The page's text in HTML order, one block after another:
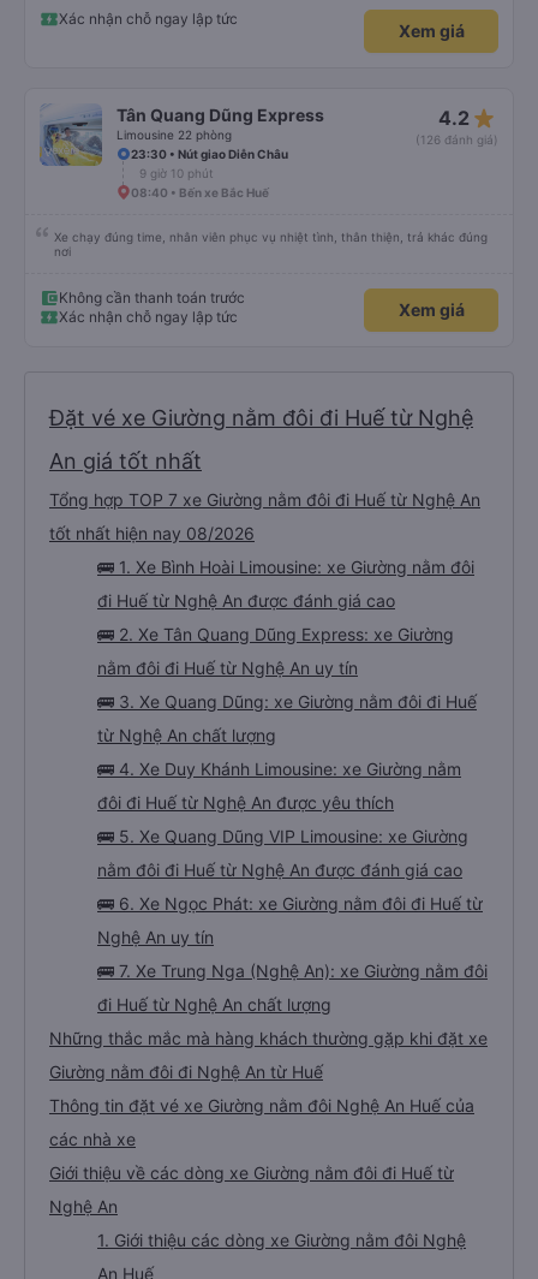
Xác nhận chỗ ngay lập tức
Xem giá
Tân Quang Dũng Express
Limousine 22 phòng
4.2 star_rate
(126 đánh giá)
23:30 • Nút giao Diễn Châu
9 giờ 10 phút
08:40 • Bến xe Bắc Huế
Xe chạy đúng time, nhân viên phục vụ nhiệt tình, thân thiện, trả khác đúng
nơi
Không cần thanh toán trước
Xác nhận chỗ ngay lập tức
Xem giá
Đặt vé xe Giường nằm đôi đi Huế từ Nghệ
An giá tốt nhất
Tổng hợp TOP 7 xe Giường nằm đôi đi Huế từ Nghệ An
tốt nhất hiện nay 08/2026
🚌 1. Xe Bình Hoài Limousine: xe Giường nằm đôi
đi Huế từ Nghệ An được đánh giá cao
🚌 2. Xe Tân Quang Dũng Express: xe Giường
nằm đôi đi Huế từ Nghệ An uy tín
🚌 3. Xe Quang Dũng: xe Giường nằm đôi đi Huế
từ Nghệ An chất lượng
🚌 4. Xe Duy Khánh Limousine: xe Giường nằm
đôi đi Huế từ Nghệ An được yêu thích
🚌 5. Xe Quang Dũng VIP Limousine: xe Giường
nằm đôi đi Huế từ Nghệ An được đánh giá cao
🚌 6. Xe Ngọc Phát: xe Giường nằm đôi đi Huế từ
Nghệ An uy tín
🚌 7. Xe Trung Nga (Nghệ An): xe Giường nằm đôi
đi Huế từ Nghệ An chất lượng
Những thắc mắc mà hàng khách thường gặp khi đặt xe
Giường nằm đôi đi Nghệ An từ Huế
Thông tin đặt vé xe Giường nằm đôi Nghệ An Huế của
các nhà xe
Giới thiệu về các dòng xe Giường nằm đôi đi Huế từ
Nghệ An
1. Giới thiệu các dòng xe Giường nằm đôi Nghệ
An Huế